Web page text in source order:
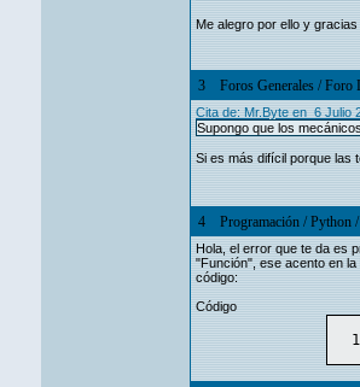
Me alegro por ello y
3 Foros Generales /Foro
Cita de: Mr.Byte en 6 Julio
Supongo que los
Si es más difícil porque las
4 Programación /Python /
Hola, el error que te da es
"Función", ese acento en la
código:
Código